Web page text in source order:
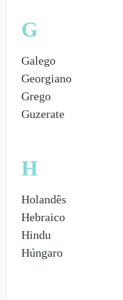
G
Galego
Georgiano
Grego
Guzerate
H
Holandês
Hebraico
Hindu
Húngaro